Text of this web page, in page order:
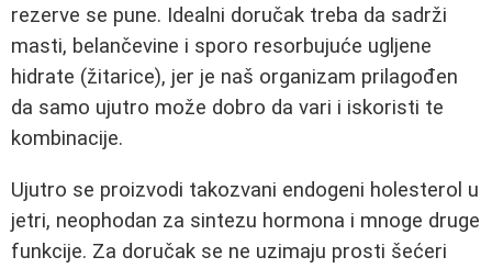
rezerve se pune. Idealni doručak treba da sadrži
masti, belančevine i sporo resorbujuće ugljene
hidrate (žitarice), jer je naš organizam prilagođen
da samo ujutro može dobro da vari i iskoristi te
kombinacije.
Ujutro se proizvodi takozvani endogeni holesterol u
jetri, neophodan za sintezu hormona i mnoge druge
funkcije. Za doručak se ne uzimaju prosti šećeri